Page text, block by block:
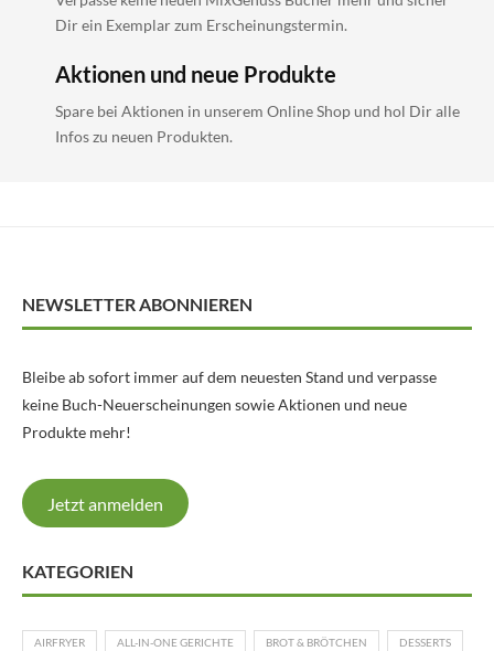
Dir ein Exemplar zum Erscheinungstermin.
Aktionen und neue Produkte
Spare bei Aktionen in unserem Online Shop und hol Dir alle
Infos zu neuen Produkten.
NEWSLETTER ABONNIEREN
Bleibe ab sofort immer auf dem neuesten Stand und verpasse
keine Buch-Neuerscheinungen sowie Aktionen und neue
Produkte mehr!
Jetzt anmelden
KATEGORIEN
AIRFRYER ALL-IN-ONE GERICHTE BROT & BRÖTCHEN DESSERTS